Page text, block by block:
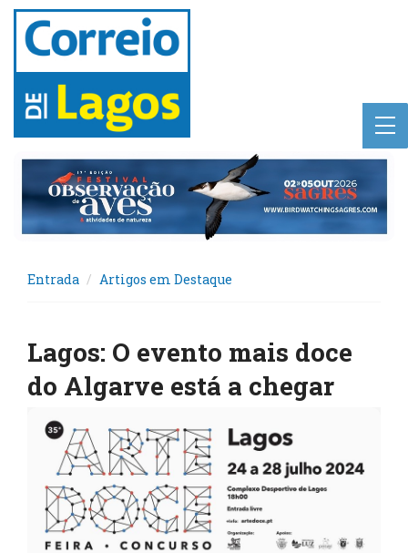
Entrada Artigos em Destaque
Lagos: O evento mais doce
do Algarve está a chegar